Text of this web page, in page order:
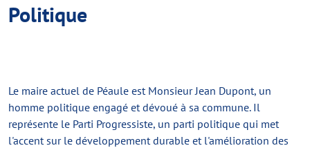
Politique
Le maire actuel de Péaule est Monsieur Jean Dupont, un
homme politique engagé et dévoué à sa commune. Il
représente le Parti Progressiste, un parti politique qui met
l'accent sur le développement durable et l'amélioration des